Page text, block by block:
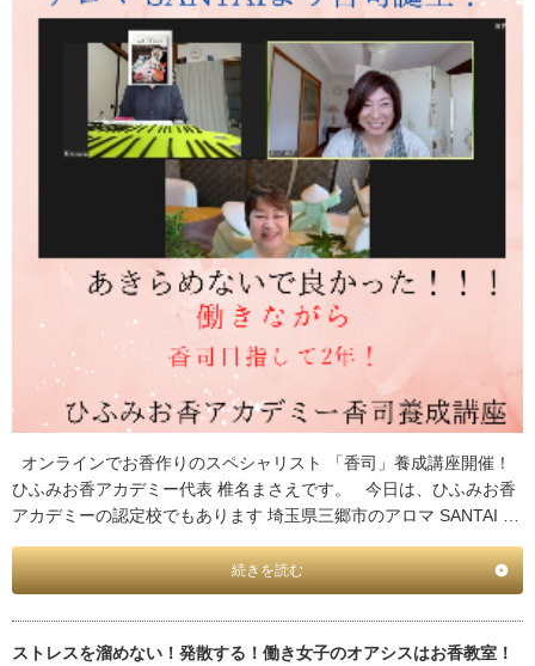
オンラインでお香作りのスペシャリスト 「香司」養成講座開催！
ひふみお香アカデミー代表 椎名まさえです。 今日は、ひふみお香
アカデミーの認定校でもあります 埼玉県三郷市のアロマ SANTAI …
続きを読む
ストレスを溜めない！発散する！働き女子のオアシスはお香教室！